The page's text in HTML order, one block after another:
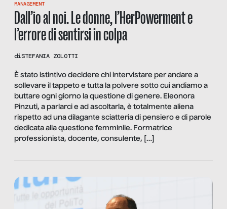
MANAGEMENT
Dall’io al noi. Le donne, l’HerPowerment e
l’errore di sentirsi in colpa
diSTEFANIA ZOLOTTI
È stato istintivo decidere chi intervistare per andare a
sollevare il tappeto e tutta la polvere sotto cui andiamo a
buttare ogni giorno la questione di genere. Eleonora
Pinzuti, a parlarci e ad ascoltarla, è totalmente aliena
rispetto ad una dilagante sciatteria di pensiero e di parole
dedicata alla questione femminile. Formatrice
professionista, docente, consulente, […]